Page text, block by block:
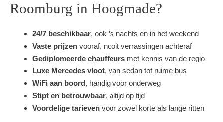
Roomburg in Hoogmade?
24/7 beschikbaar, ook ’s nachts en in het weekend
Vaste prijzen vooraf, nooit verrassingen achteraf
Gediplomeerde chauffeurs met kennis van de regio
Luxe Mercedes vloot, van sedan tot ruime bus
WiFi aan boord, handig voor onderweg
Stipt en betrouwbaar, altijd op tijd
Voordelige tarieven voor zowel korte als lange ritten